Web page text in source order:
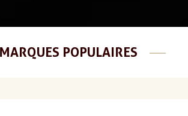
MARQUES POPULAIRES